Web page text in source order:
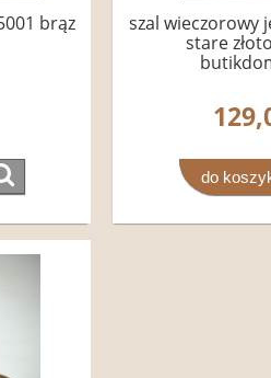
brąz
szal wieczorowy
stare
do